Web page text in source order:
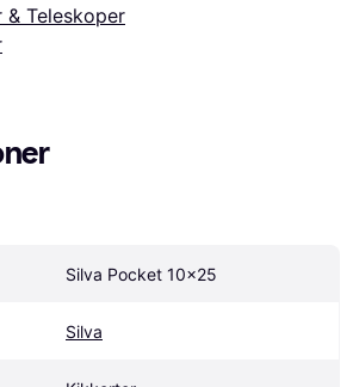
Teleskoper
Silva Pocket 10x25
Silva